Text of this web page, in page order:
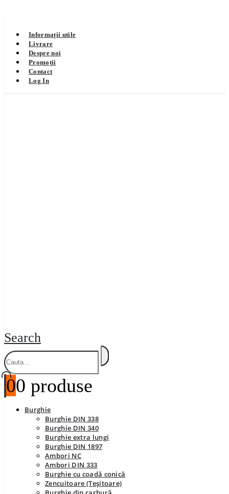
Informații utile
Livrare
Despre noi
Promoții
Contact
Log In
Search
00 produse
Burghie
Burghie DIN 338
Burghie DIN 340
Burghie extra lungi
Burghie DIN 1897
Ambori NC
Ambori DIN 333
Burghie cu coadă conică
Zencuitoare (Teșitoare)